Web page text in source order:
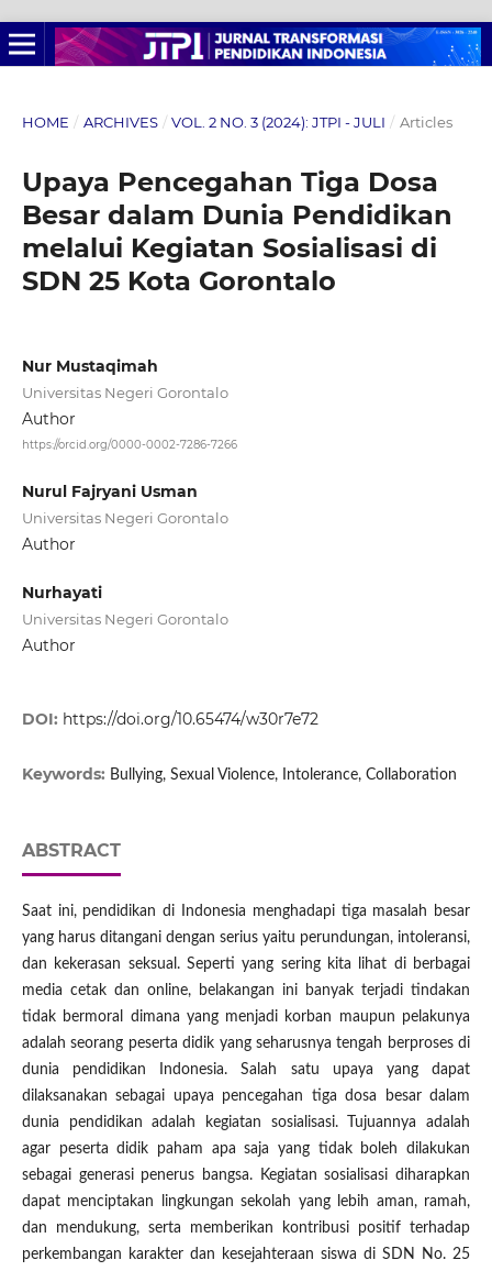
HOME / ARCHIVES / VOL. 2 NO. 3 (2024): JTPI - JULI / Articles
Upaya Pencegahan Tiga Dosa
Besar dalam Dunia Pendidikan
melalui Kegiatan Sosialisasi di
SDN 25 Kota Gorontalo
Nur Mustaqimah
Universitas Negeri Gorontalo
Author
https://orcid.org/0000-0002-7286-7266
Nurul Fajryani Usman
Universitas Negeri Gorontalo
Author
Nurhayati
Universitas Negeri Gorontalo
Author
DOI: https://doi.org/10.65474/w30r7e72
Keywords: Bullying, Sexual Violence, Intolerance, Collaboration
ABSTRACT
Saat ini, pendidikan di Indonesia menghadapi tiga masalah besar
yang harus ditangani dengan serius yaitu perundungan, intoleransi,
dan kekerasan seksual. Seperti yang sering kita lihat di berbagai
media cetak dan online, belakangan ini banyak terjadi tindakan
tidak bermoral dimana yang menjadi korban maupun pelakunya
adalah seorang peserta didik yang seharusnya tengah berproses di
dunia pendidikan Indonesia. Salah satu upaya yang dapat
dilaksanakan sebagai upaya pencegahan tiga dosa besar dalam
dunia pendidikan adalah kegiatan sosialisasi. Tujuannya adalah
agar peserta didik paham apa saja yang tidak boleh dilakukan
sebagai generasi penerus bangsa. Kegiatan sosialisasi diharapkan
dapat menciptakan lingkungan sekolah yang lebih aman, ramah,
dan mendukung, serta memberikan kontribusi positif terhadap
perkembangan karakter dan kesejahteraan siswa di SDN No. 25